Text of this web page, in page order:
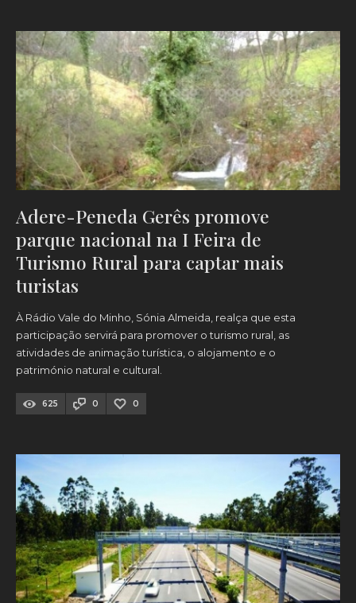
Adere-Peneda Gerês promove
parque nacional na I Feira de
Turismo Rural para captar mais
turistas
À Rádio Vale do Minho, Sónia Almeida, realça que esta
participação servirá para promover o turismo rural, as
atividades de animação turística, o alojamento e o
património natural e cultural.
625 0 0